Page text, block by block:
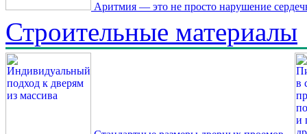
Аритмия — это не просто нарушение
Строительные материалы